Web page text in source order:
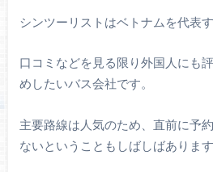
シンツーリストはベトナムを代表
口コミなどを見る限り外国人にも
めしたいバス会社です。
主要路線は人気のため、直前に予
ないということもしばしばあります